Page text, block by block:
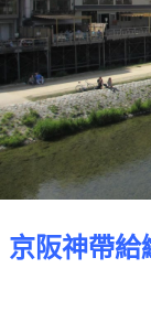
京阪神帶給